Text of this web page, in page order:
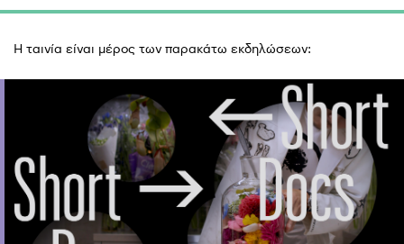
Η ταινία είναι μέρος των παρακάτω εκδηλώσεων: